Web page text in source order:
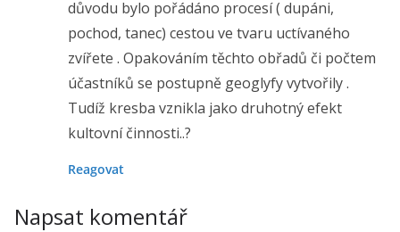
důvodu bylo pořádáno procesí ( dupáni,
pochod, tanec) cestou ve tvaru uctívaného
zvířete . Opakováním těchto obřadů či počtem
účastníků se postupně geoglyfy vytvořily .
Tudíž kresba vznikla jako druhotný efekt
kultovní činnosti..?
Reagovat
Napsat komentář